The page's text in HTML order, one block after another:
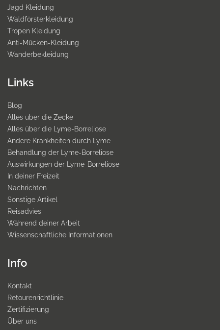
Jagd Kleidung
Waldförsterkleidung
Tropen Kleidung
Anti-Mücken-Kleidung
Wanderbekleidung
Links
Blog
Alles über die Zecke
Alles über die Lyme-Borreliose
Andere Krankheiten durch Lyme
Behandlung der Lyme-Borreliose
Auswirkungen der Lyme-Borreliose
In deiner Freizeit
Nachrichten
Sonstige Artikel
Reisadvies
Während deiner Arbeit
Wissenschaftliche Informationen
Info
Kontakt
Retourenrichtlinie
Zertifizierung
Über uns